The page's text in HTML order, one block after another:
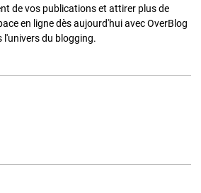
de vos publications et attirer plus de
en ligne dès aujourd'hui avec OverBlog
l'univers du blogging.